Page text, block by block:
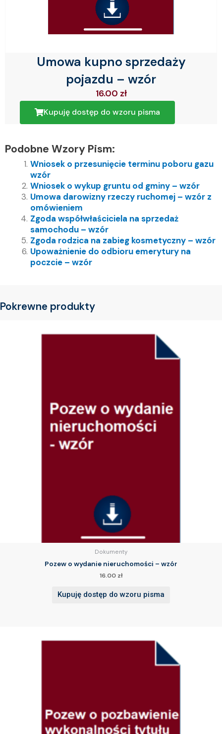
Umowa kupno sprzedaży
pojazdu – wzór
16.00 zł
Kupuję dostęp do wzoru pisma
Podobne Wzory Pism:
Wniosek o przesunięcie terminu poboru gazu
wzór
Wniosek o wykup gruntu od gminy – wzór
Umowa darowizny rzeczy ruchomej – wzór z
omówieniem
Zgoda współwłaściciela na sprzedaż
samochodu – wzór
Zgoda rodzica na zabieg kosmetyczny – wzór
Upoważnienie do odbioru emerytury na
poczcie – wzór
Pokrewne produkty
Dokumenty
Pozew o wydanie nieruchomości – wzór
16.00 zł
Kupuję dostęp do wzoru pisma